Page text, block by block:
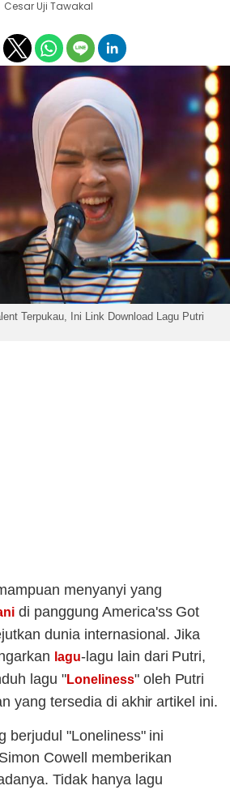
Cesar Uji Tawakal
Terpukau, Ini Link Download Lagu Putri
menyanyi yang
di panggung America'ss Got
dunia internasional. Jika
lagu-lagu lain dari Putri,
lagu "Loneliness" oleh Putri
yang tersedia di akhir artikel ini.
berjudul "Loneliness" ini
Cowell memberikan
Tidak hanya lagu